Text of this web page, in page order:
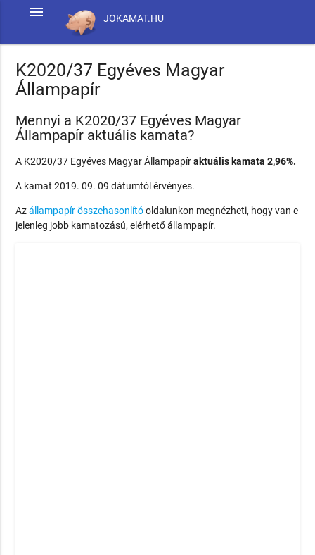
JOKAMAT.HU
menu
K2020/37 Egyéves Magyar
Állampapír
Mennyi a K2020/37 Egyéves Magyar
Állampapír aktuális kamata?
A K2020/37 Egyéves Magyar Állampapíraktuális kamata 2,96%.
A kamat 2019. 09. 09 dátumtól érvényes.
Azállampapír összehasonlítóoldalunkon megnézheti, hogy van e
jelenleg jobb kamatozású, elérhető állampapír.